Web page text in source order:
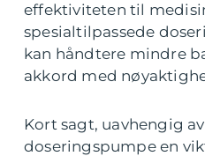
effektiviteten til
spesialtilpassede
kan håndtere mindre
akkord med
Kort sagt, uavhengig
doseringspumpe en